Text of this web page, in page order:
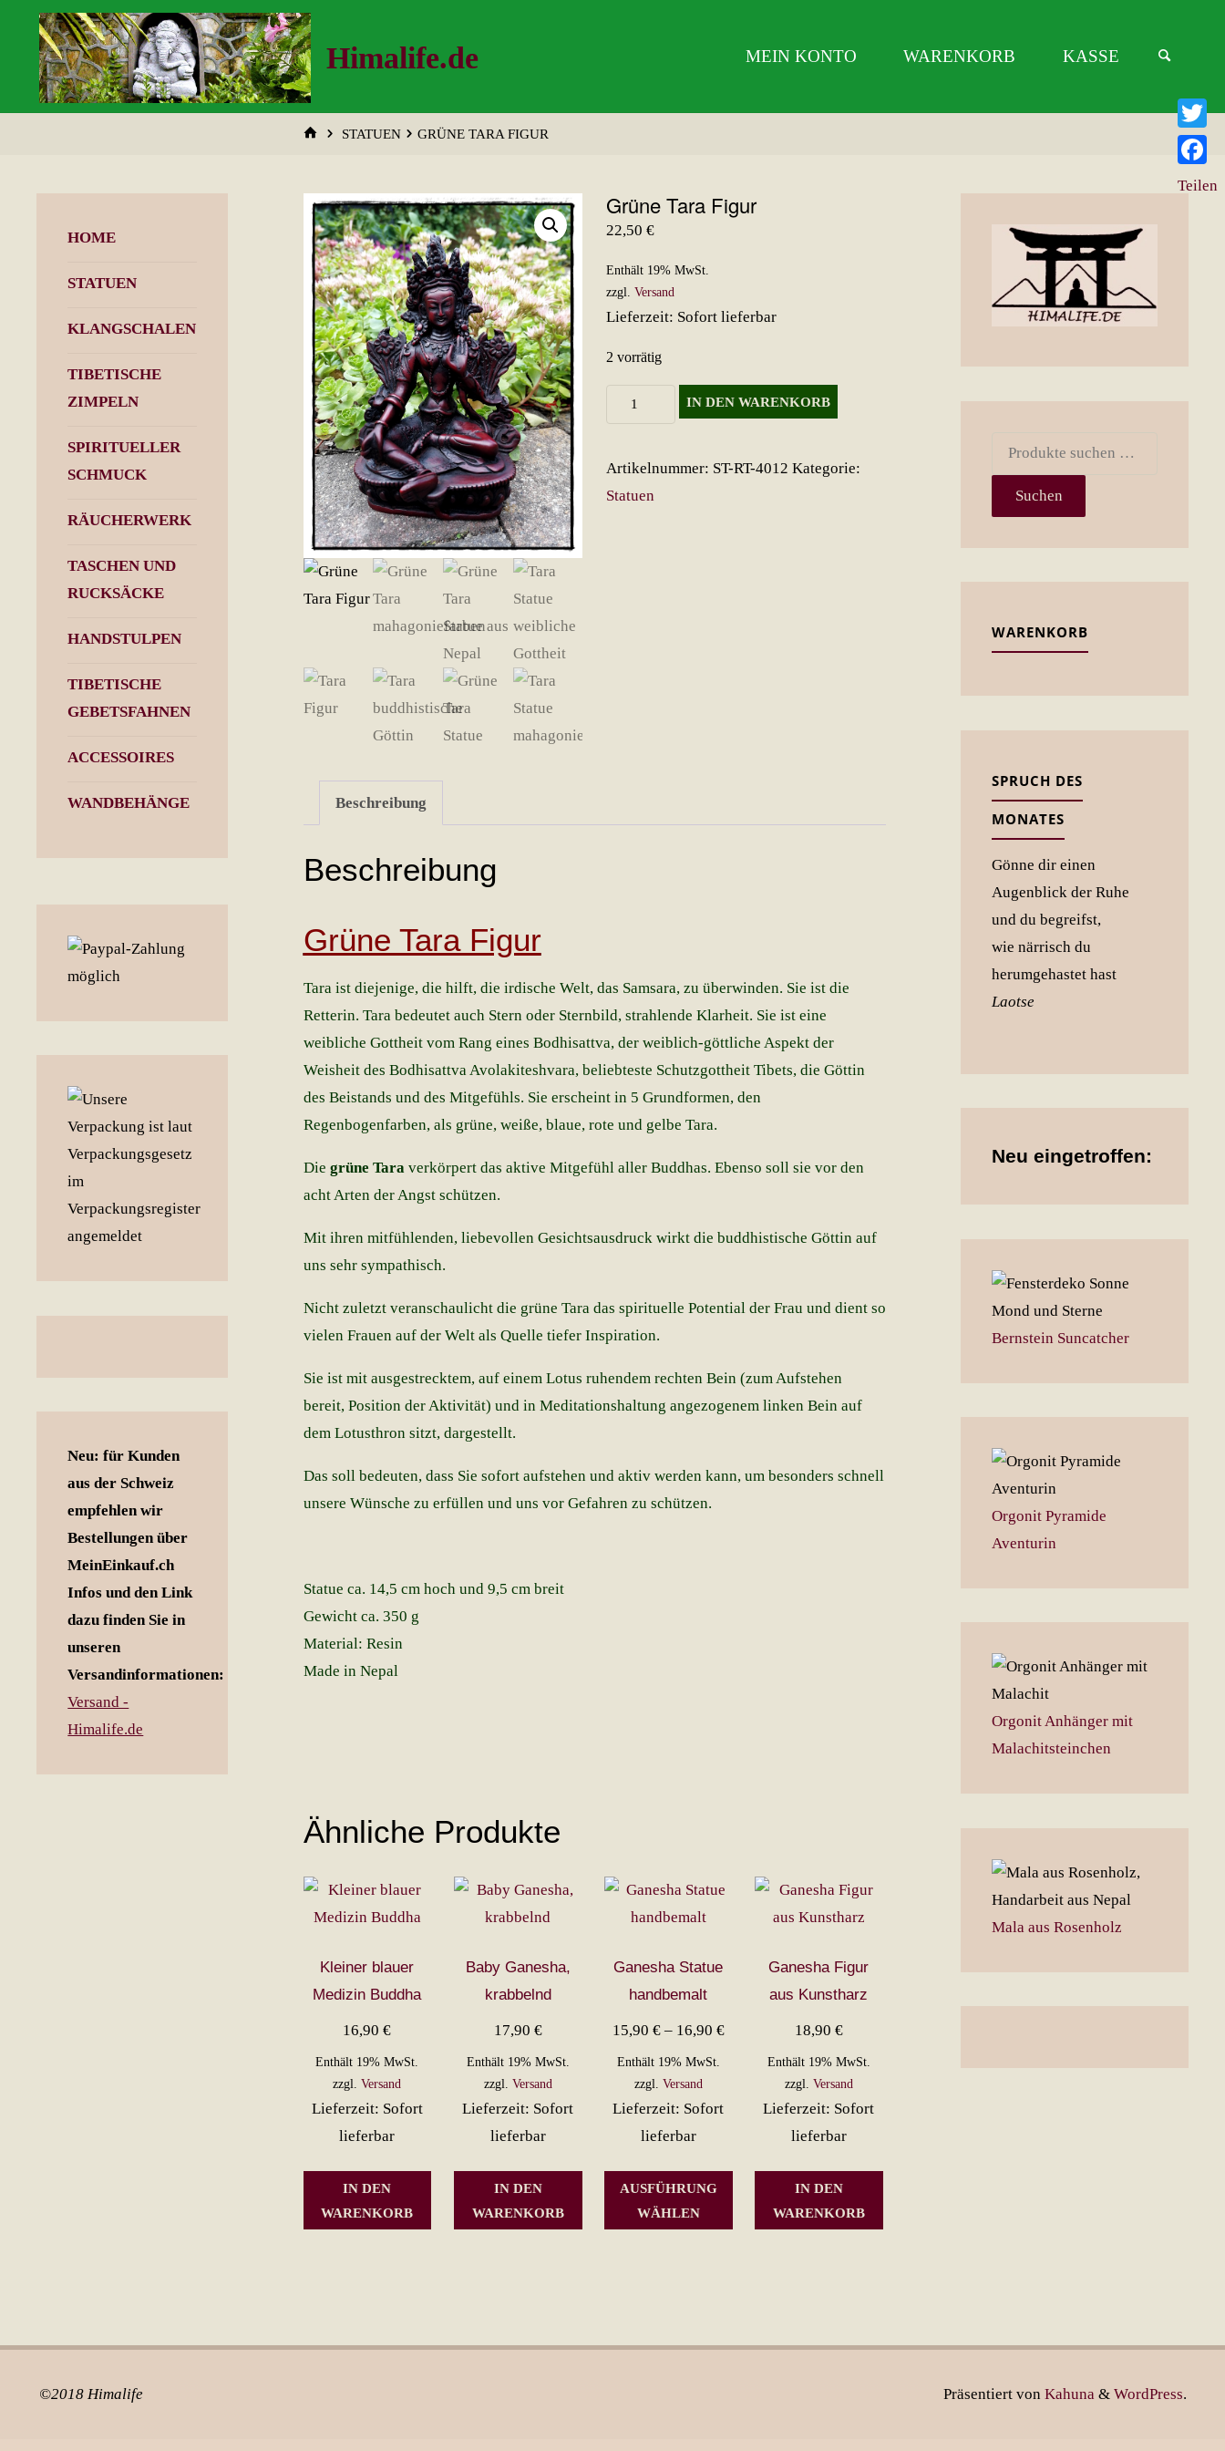
springen
Himalife.de MEIN KONTO WARENKORB KASSE
STARTSTATUEN GRÜNE TARA FIGUR
Grüne Tara Figur
22,50 €
Enthält 19% MwSt.
zzgl. Versand
Lieferzeit: Sofort lieferbar
2 vorrätig
Grüne
Menge
IN DEN WARENKORB
Artikelnummer: ST-RT-4012 Kategorie:
Statuen
Beschreibung
Beschreibung
Grüne Tara Figur
Tara ist diejenige, die hilft, die irdische Welt, das Samsara, zu überwinden. Sie ist die
Retterin. Tara bedeutet auch Stern oder Sternbild, strahlende Klarheit. Sie ist eine
weibliche Gottheit vom Rang eines Bodhisattva, der weiblich-göttliche Aspekt der
Weisheit des Bodhisattva Avolakiteshvara, beliebteste Schutzgottheit Tibets, die Göttin
des Beistands und des Mitgefühls. Sie erscheint in 5 Grundformen, den
Regenbogenfarben, als grüne, weiße, blaue, rote und gelbe Tara.
Die grüne Taraverkörpert das aktive Mitgefühl aller Buddhas. Ebenso soll sie vor den
acht Arten der Angst schützen.
Mit ihren mitfühlenden, liebevollen Gesichtsausdruck wirkt die buddhistische Göttin auf
uns sehr sympathisch.
Nicht zuletzt veranschaulicht die grüne Tara das spirituelle Potential der Frau und dient so
vielen Frauen auf der Welt als Quelle tiefer Inspiration.
Sie ist mit ausgestrecktem, auf einem Lotus ruhendem rechten Bein (zum Aufstehen
bereit, Position der Aktivität) und in Meditationshaltung angezogenem linken Bein auf
dem Lotusthron sitzt, dargestellt.
Das soll bedeuten, dass Sie sofort aufstehen und aktiv werden kann, um besonders schnell
unsere Wünsche zu erfüllen und uns vor Gefahren zu schützen.
Statue ca. 14,5 cm hoch und 9,5 cm breit
Gewicht ca. 350 g
Material: Resin
Made in Nepal
Ähnliche Produkte
Kleiner blauer
Medizin Buddha
16,90€
Enthält 19% MwSt.
zzgl.Versand
Lieferzeit: Sofort
lieferbar
IN DEN
WARENKORB
Baby Ganesha,
krabbelnd
17,90 €
Enthält 19% MwSt.
zzgl. Versand
Lieferzeit: Sofort
lieferbar
IN DEN
WARENKORB
Ganesha Statue
handbemalt
15,90 € – 16,90 €Preisspanne:
15,90 €
16,90 €
Enthält 19% MwSt.
zzgl. Versand
Lieferzeit: Sofort
lieferbar
AUSFÜHRUNG
WÄHLEN
Dieses
weist
Ganesha Figur
aus Kunstharz
18,90 €
Enthält 19% MwSt.
zzgl. Versand
Lieferzeit: Sofort
lieferbar
IN DEN
WARENKORB
HOME
STATUEN
KLANGSCHALEN
TIBETISCHE
ZIMPELN
SPIRITUELLER
SCHMUCK
RÄUCHERWERK
TASCHEN UND
RUCKSÄCKE
HANDSTULPEN
TIBETISCHE
GEBETSFAHNEN
ACCESSOIRES
WANDBEHÄNGE
Neu: für Kunden
aus der Schweiz
empfehlen wir
Bestellungen über
MeinEinkauf.ch
Infos und den Link
dazu finden Sie in
unseren
Versandinformationen:
Versand -
Himalife.de
Suchen
nach:
Suchen
WARENKORB
SPRUCH DES
MONATES
Gönne dir einen
Augenblick der Ruhe
und du begreifst,
wie närrisch du
herumgehastet hast
Laotse
Neu eingetroffen:
Bernstein Suncatcher
Orgonit Pyramide
Aventurin
Orgonit Anhänger mit
Malachitsteinchen
Mala aus Rosenholz
Präsentiert von Kahuna& WordPress.
©2018 Himalife
Twitter
Teilen